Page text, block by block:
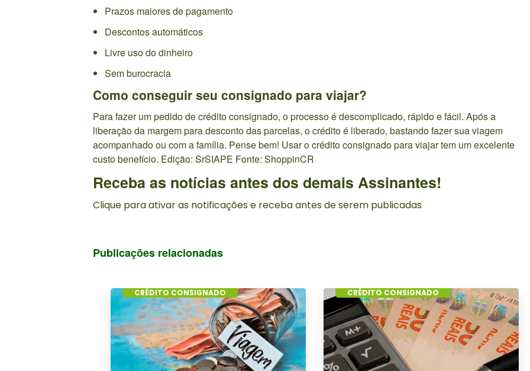
Prazos maiores de pagamento
Descontos automáticos
Livre uso do dinheiro
Sem burocracia
Como conseguir seu consignado para viajar?
Para fazer um pedido de crédito consignado, o processo é descomplicado, rápido e fácil. Após a
liberação da margem para desconto das parcelas, o crédito é liberado, bastando fazer sua viagem
acompanhado ou com a família. Pense bem! Usar o crédito consignado para viajar tem um excelente
custo benefício. Edição: SrSIAPE Fonte: ShoppinCR
Receba as notícias antes dos demais Assinantes!
Clique para ativar as notificações e receba antes de serem publicadas
Publicações relacionadas
CRÉDITO CONSIGNADO CRÉDITO CONSIGNADO